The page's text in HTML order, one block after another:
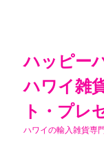
ハッピー
ハワイ雑
ト・プレ
ハワイの輸入雑貨専